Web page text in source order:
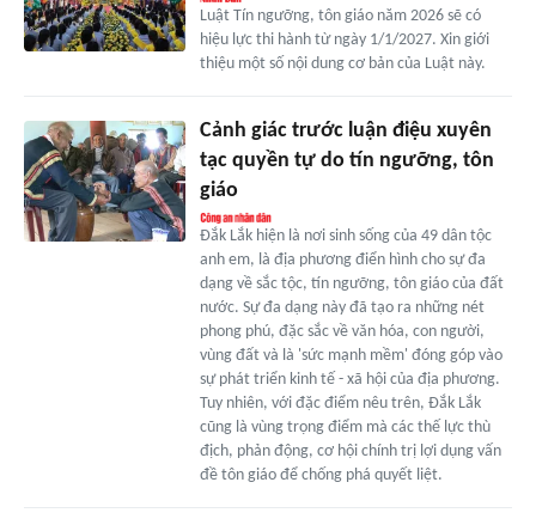
Luật Tín ngưỡng, tôn giáo năm 2026 sẽ có
hiệu lực thi hành từ ngày 1/1/2027. Xin giới
thiệu một số nội dung cơ bản của Luật này.
Cảnh giác trước luận điệu xuyên
tạc quyền tự do tín ngưỡng, tôn
giáo
Đắk Lắk hiện là nơi sinh sống của 49 dân tộc
anh em, là địa phương điển hình cho sự đa
dạng về sắc tộc, tín ngưỡng, tôn giáo của đất
nước. Sự đa dạng này đã tạo ra những nét
phong phú, đặc sắc về văn hóa, con người,
vùng đất và là 'sức mạnh mềm' đóng góp vào
sự phát triển kinh tế - xã hội của địa phương.
Tuy nhiên, với đặc điểm nêu trên, Đắk Lắk
cũng là vùng trọng điểm mà các thế lực thù
địch, phản động, cơ hội chính trị lợi dụng vấn
đề tôn giáo để chống phá quyết liệt.